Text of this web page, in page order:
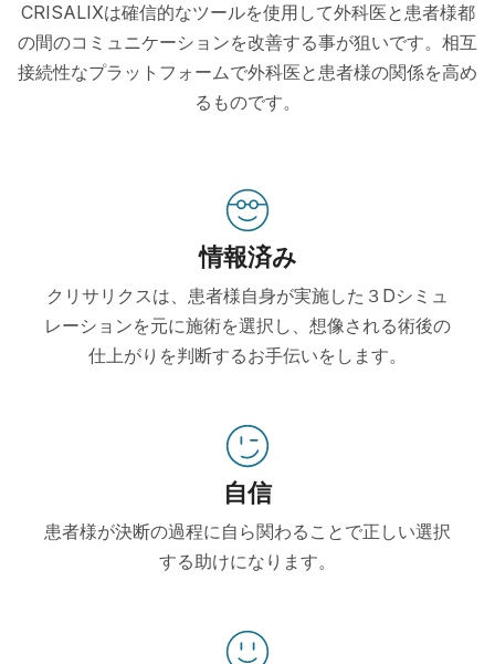
CRISALIXは確信的なツールを使用して外科医と患者様都
の間のコミュニケーションを改善する事が狙いです。相互
接続性なプラットフォームで外科医と患者様の関係を高め
るものです。
情報済み
クリサリクスは、患者様自身が実施した３Dシミュ
レーションを元に施術を選択し、想像される術後の
仕上がりを判断するお手伝いをします。
自信
患者様が決断の過程に自ら関わることで正しい選択
する助けになります。